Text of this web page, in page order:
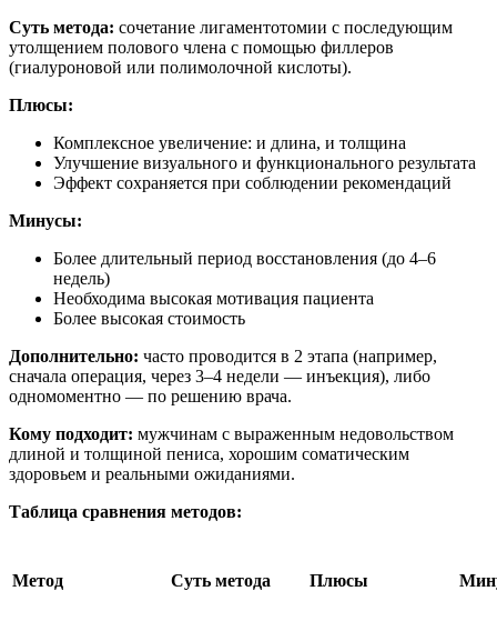
Суть метода: сочетание лигаментотомии с последующим
утолщением полового члена с помощью филлеров
(гиалуроновой или полимолочной кислоты).
Плюсы:
Комплексное увеличение: и длина, и толщина
Улучшение визуального и функционального результата
Эффект сохраняется при соблюдении рекомендаций
Минусы:
Более длительный период восстановления (до 4–6
недель)
Необходима высокая мотивация пациента
Более высокая стоимость
Дополнительно: часто проводится в 2 этапа (например,
сначала операция, через 3–4 недели — инъекция), либо
одномоментно — по решению врача.
Кому подходит: мужчинам с выраженным недовольством
длиной и толщиной пениса, хорошим соматическим
здоровьем и реальными ожиданиями.
Таблица сравнения методов:
Метод Суть метода Плюсы